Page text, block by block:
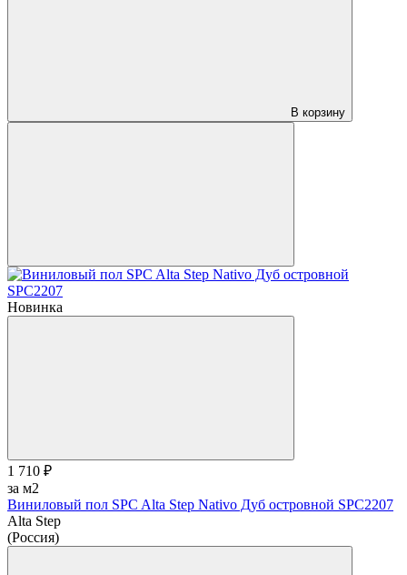
В корзину
Новинка
1 710 ₽
за м2
Виниловый пол SPC Alta Step Nativo Дуб островной SPC2207
Alta Step
(Россия)